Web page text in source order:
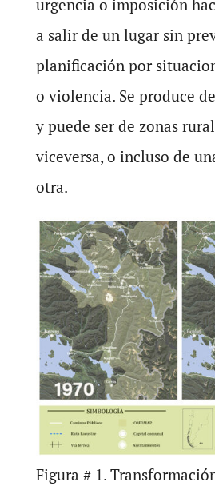
urgencia o imposición
a salir de un lugar sin
planificación por
o violencia. Se produce
y puede ser de zonas
viceversa, o incluso de
otra.
Figura # 1.